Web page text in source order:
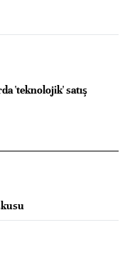
'teknolojik' satış